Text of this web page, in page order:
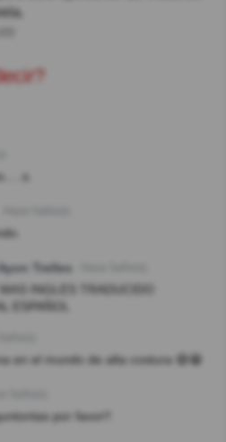
Trelles
INGLES TRADUCIDO
ESPAÑOL
en el mundo de alta costura 😄😁
por favor!!